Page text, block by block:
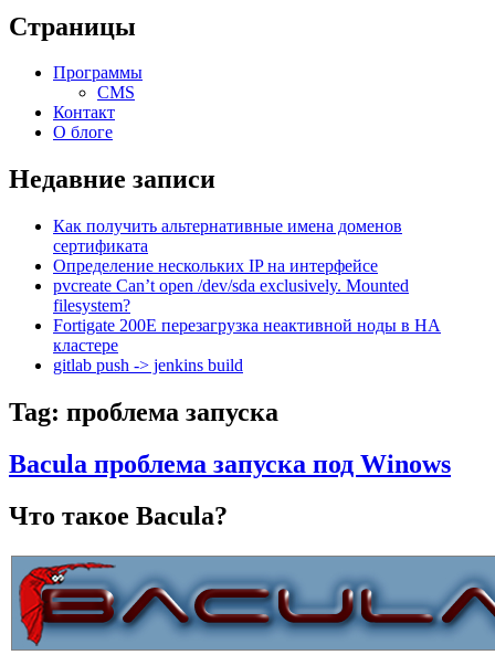
Страницы
Программы
CMS
Контакт
О блоге
Недавние записи
Как получить альтернативные имена доменов
сертификата
Определение нескольких IP на интерфейсе
pvcreate Can’t open /dev/sda exclusively. Mounted
filesystem?
Fortigate 200E перезагрузка неактивной ноды в HA
кластере
gitlab push -> jenkins build
Tag: проблема запуска
Bacula проблема запуска под Winows
Что такое Bacula?